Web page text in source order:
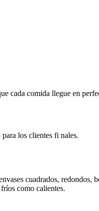
cada comida llegue en
los clientes fi nales.
cuadrados, redondos,
como calientes.